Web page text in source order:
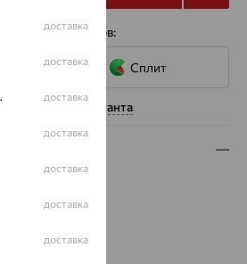
помощью сервисов:
Сплит
консультанта
доставка
доставка
край доставка
доставка
доставка
доставка
доставка